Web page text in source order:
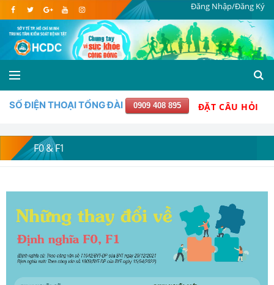
Đăng Nhập/Đăng Ký
SỐ ĐIỆN THOẠI TỔNG ĐÀI 0909 408 895 ĐẶT CÂU HỎI
F0 & F1